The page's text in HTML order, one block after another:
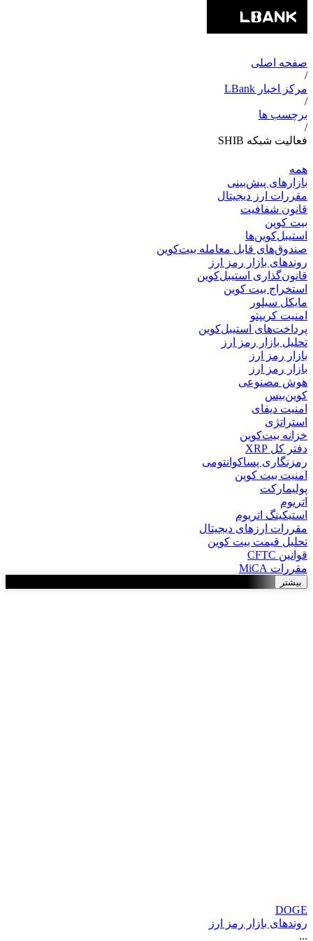
صفحه اصلی
/
مرکز اخبار LBank
/
برچسب ها
/
فعالیت شبکه SHIB
همه
بازارهای پیش‌بینی
مقررات ارز دیجیتال
قانون شفافیت
بیت کوین
استیبل‌کوین‌ها
صندوق‌های قابل معامله بیت‌کوین
روندهای بازار رمز ارز
قانون‌گذاری استیبل‌کوین
استخراج بیت کوین
مایکل سیلور
امنیت کریپتو
پرداخت‌های استیبل‌کوین
تحلیل بازار رمز ارز
بازار رمز ارز
بازار رمز ارز
هوش مصنوعی
کوین‌بیس
امنیت دیفای
استراتژی
خزانه بیت‌کوین
دفتر کل XRP
رمزنگاری پساکوانتومی
امنیت بیت کوین
پولیمارکت
اتریوم
استیکینگ اتریوم
مقررات ارزهای دیجیتال
تحلیل قیمت بیت کوین
قوانین CFTC
مقررات MiCA
بیشتر
DOGE
روندهای بازار رمز ارز
...